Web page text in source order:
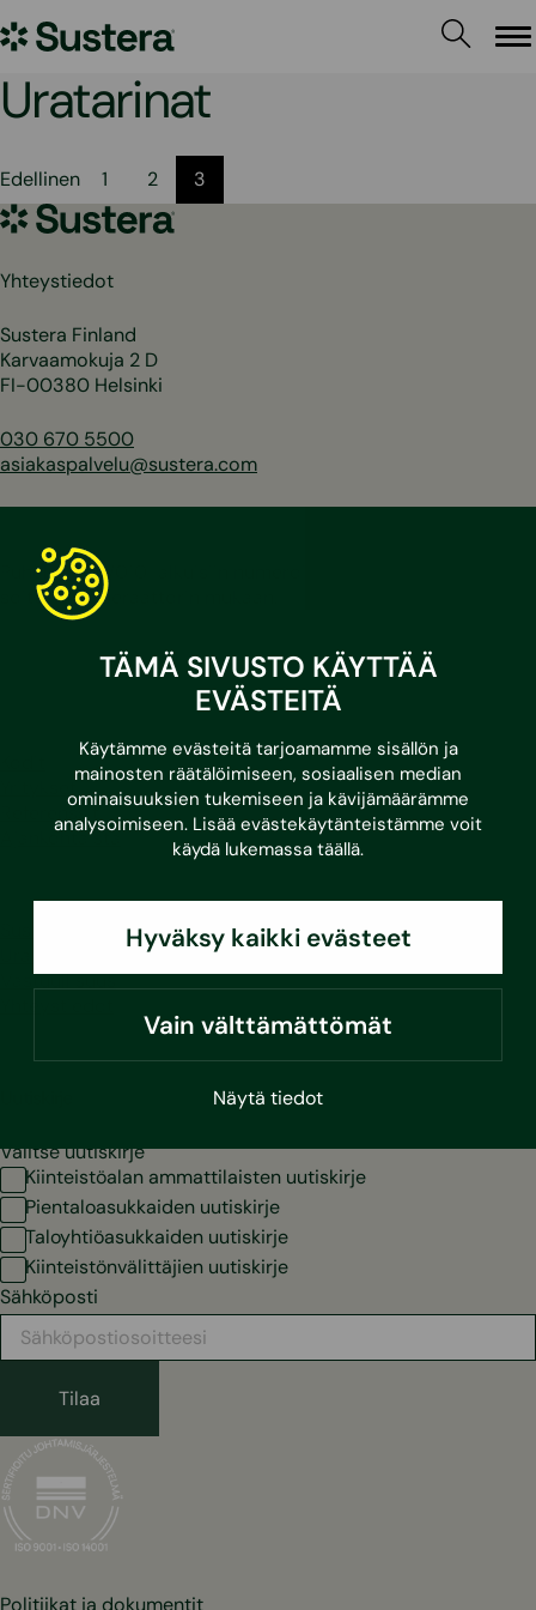
TÄMÄ SIVUSTO KÄYTTÄÄ
EVÄSTEITÄ
Käytämme evästeitä tarjoamamme sisällön ja
mainosten räätälöimiseen, sosiaalisen median
ominaisuuksien tukemiseen ja kävijämäärämme
analysoimiseen. Lisää evästekäytänteistämme voit
käydä lukemassa täällä.
Hyväksy kaikki evästeet
Vain välttämättömät
Näytä tiedot
sisältöön
Sustera
Uratarinat
Artikkelien
sivutus
Edellinen 1 2
3
Sustera
Yhteystiedot
Sustera Finland
Karvaamokuja 2 D
FI-00380 Helsinki
030 670 5500
asiakaspalvelu@sustera.com
Puhelut 030/010-alkuisiin numeroihin hinnoitellaan
soittavan operaattorin mukaan.
Facebook
Instagram
Youtube
Yritykset
Referenssit
Ajankohtaista
Vastuullisuus
Valitse uutiskirje
Kiinteistöalan ammattilaisten uutiskirje
Pientaloasukkaiden uutiskirje
Taloyhtiöasukkaiden uutiskirje
Kiinteistönvälittäjien uutiskirje
Sähköposti